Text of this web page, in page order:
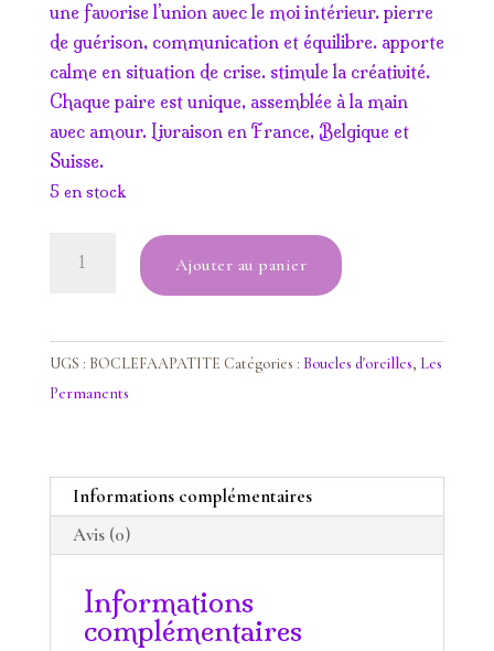
une favorise l’union avec le moi intérieur. pierre
de guérison, communication et équilibre. apporte
calme en situation de crise. stimule la créativité.
Chaque paire est unique, assemblée à la main
avec amour. Livraison en France, Belgique et
Suisse.
5 en stock
d'oreilles
Apatite
Ajouter au panier
UGS : BOCLEFAAPATITE Catégories : Boucles d'oreilles, Les
Permanents
Informations complémentaires
Avis (0)
Informations
complémentaires